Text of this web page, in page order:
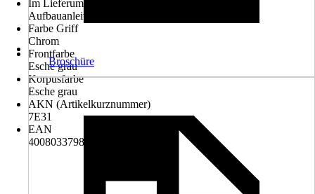
Im Lieferumfang enthalten
Aufbauanleitung, Befestigungsmaterial
Farbe Griff
Chrom
Frontfarbe
Esche grau
Korpusfarbe
Esche grau
AKN (Artikelkurznummer)
7E31
EAN
4008033798518
Broschüre